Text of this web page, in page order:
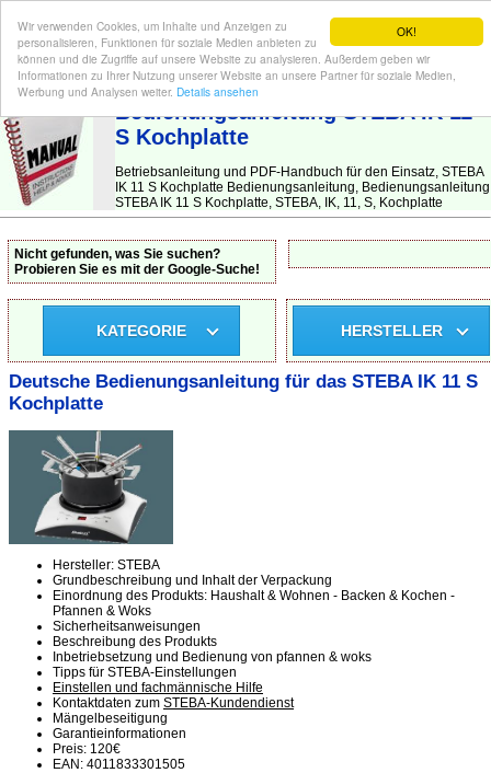
OK!
Wir verwenden Cookies, um Inhalte und Anzeigen zu
personalisieren, Funktionen für soziale Medien anbieten zu
können und die Zugriffe auf unsere Website zu analysieren. Außerdem geben wir
Informationen zu Ihrer Nutzung unserer Website an unsere Partner für soziale Medien,
Werbung und Analysen weiter. Details ansehen
BEDIENUNGSANLEITUNG| Hier finden Sie die deutsche Anleitung!
Bedienungsanleitung STEBA IK 11
S Kochplatte
Betriebsanleitung und PDF-Handbuch für den Einsatz, STEBA
IK 11 S Kochplatte Bedienungsanleitung, Bedienungsanleitung
STEBA IK 11 S Kochplatte, STEBA, IK, 11, S, Kochplatte
Nicht gefunden, was Sie suchen?
Probieren Sie es mit der Google-Suche!
KATEGORIE HERSTELLER
Deutsche Bedienungsanleitung für das STEBA IK 11 S
Kochplatte
Hersteller: STEBA
Grundbeschreibung und Inhalt der Verpackung
Einordnung des Produkts: Haushalt & Wohnen - Backen & Kochen -
Pfannen & Woks
Sicherheitsanweisungen
Beschreibung des Produkts
Inbetriebsetzung und Bedienung von pfannen & woks
Tipps für STEBA-Einstellungen
Einstellen und fachmännische Hilfe
Kontaktdaten zum STEBA-Kundendienst
Mängelbeseitigung
Garantieinformationen
Preis: 120€
EAN: 4011833301505